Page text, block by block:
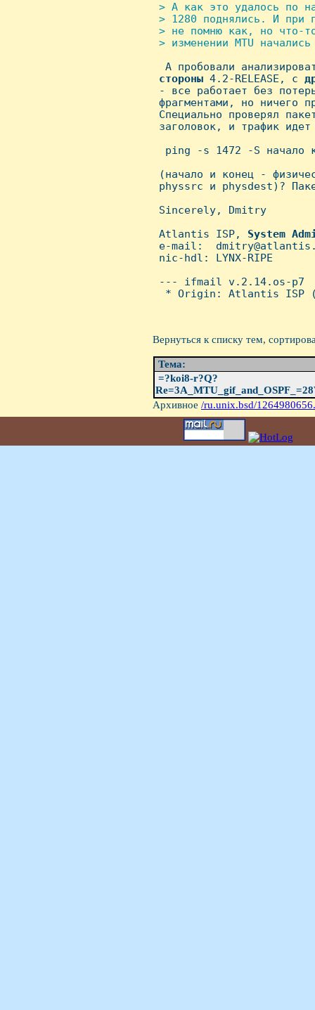
> А как это удалось по
> 1280 поднялись. И при
> не помню как, но что-
> изменении MTU
А пробовали
стороны 4.2-RELEASE, с
- все работает без
фрагментами, но ничего
Специально проверял
заголовок, и трафик
ping -s 1472 -S начало
(начало и конец -
physsrc и physdest)?
Sincerely, Dmitry
Atlantis ISP, System
e-mail:
nic-hdl: LYNX-RIPE
--- ifmail v.2.14.os-p7
* Origin: Atlantis ISP
Вернуться к списку тем,
Тема:
=?koi8-r?Q?
Архивное /ru.unix.bsd/